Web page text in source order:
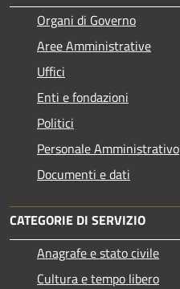
Organi di Governo
Aree Amministrative
Uffici
Enti e fondazioni
Politici
Personale Amministrativo
Documenti e dati
CATEGORIE DI SERVIZIO
Anagrafe e stato civile
Cultura e tempo libero